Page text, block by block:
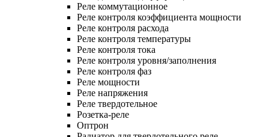
Реле коммутационное
Реле контроля коэффициента мощности
Реле контроля расхода
Реле контроля температуры
Реле контроля тока
Реле контроля уровня/заполнения
Реле контроля фаз
Реле мощности
Реле напряжения
Реле твердотельное
Розетка-реле
Оптрон